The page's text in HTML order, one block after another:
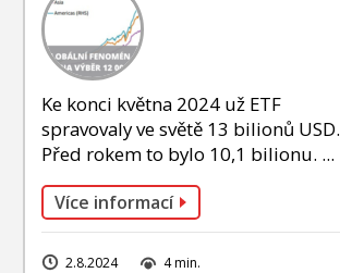
Ke konci května 2024 už ETF
spravovaly ve světě 13 bilionů USD.
Před rokem to bylo 10,1 bilionu. ...
Více informací
2.8.2024 4 min.